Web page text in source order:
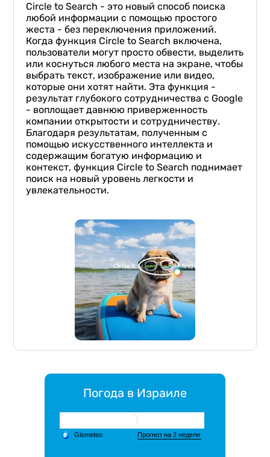
Circle to Search - это новый способ поиска
любой информации с помощью простого
жеста - без переключения приложений.
Когда функция Circle to Search включена,
пользователи могут просто обвести, выделить
или коснуться любого места на экране, чтобы
выбрать текст, изображение или видео,
которые они хотят найти. Эта функция -
результат глубокого сотрудничества с Google
- воплощает давнюю приверженность
компании открытости и сотрудничеству.
Благодаря результатам, полученным с
помощью искусственного интеллекта и
содержащим богатую информацию и
контекст, функция Circle to Search поднимает
поиск на новый уровень легкости и
увлекательности.
Погода в Израиле